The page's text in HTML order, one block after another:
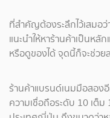
ที่สำคัญต้องระลึกไว้เสมอ
แนะนำให้หาร้านค้าเป็นห
หรือดูของได้ จุดนี้ก็จะช่วย
ร้านค้าแบรนด์เนมมือสอง
ความเชื่อถือระดับ 10 เต็